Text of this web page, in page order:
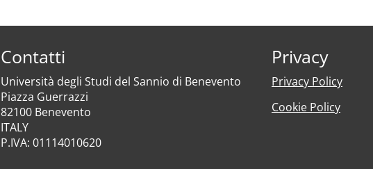
Contatti
Università degli Studi del Sannio di Benevento
Piazza Guerrazzi
82100 Benevento
ITALY
P.IVA: 01114010620
Privacy
Privacy Policy
Cookie Policy